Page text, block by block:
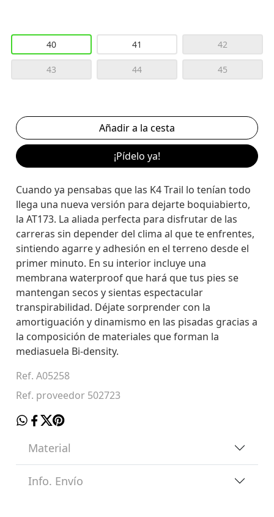
40 41 42
43 44 45
¡Pídelo ya!
Cuando ya pensabas que las K4 Trail lo tenían todo
llega una nueva versión para dejarte boquiabierto,
la AT173. La aliada perfecta para disfrutar de las
carreras sin depender del clima al que te enfrentes,
sintiendo agarre y adhesión en el terreno desde el
primer minuto. En su interior incluye una
membrana waterproof que hará que tus pies se
mantengan secos y sientas espectacular
transpirabilidad. Déjate sorprender con la
amortiguación y dinamismo en las pisadas gracias a
la composición de materiales que forman la
mediasuela Bi-density.
Ref. A05258
Ref. proveedor 502723
Material
Info. Envío